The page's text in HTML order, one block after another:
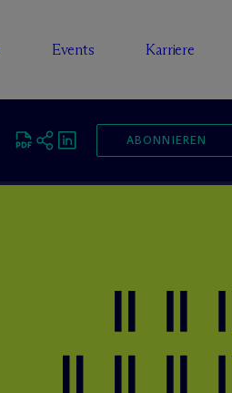
Events Karriere
ABONNIEREN